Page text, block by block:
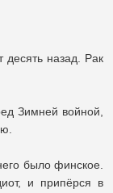
назад. Рак
Зимней войной,
было финское.
и припёрся в